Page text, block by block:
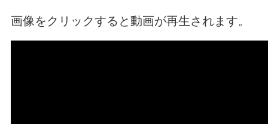
画像をクリックすると動画が再生されます。